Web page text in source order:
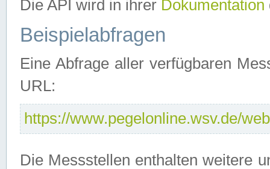
Die API wird in ihrer Dokumentation
Beispielabfragen
Eine Abfrage aller verfügbaren
URL:
https://www.pegelonline.wsv.de/
Die Messstellen enthalten weitere